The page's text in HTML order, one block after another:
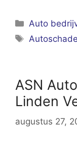
Auto
Tags
Autoschade
ASN
Linden
augustus 27,